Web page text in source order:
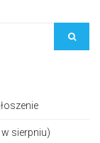
sierpniu)